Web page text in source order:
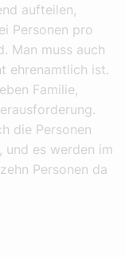
aufteilen,
Personen pro
Man muss auch
ehrenamtlich ist.
Familie,
die Personen
und es werden im
Personen da